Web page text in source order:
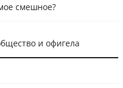
смешное?
и офигела